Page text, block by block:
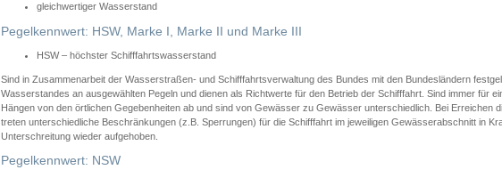
gleichwertiger Wasserstand
Pegelkennwert: HSW, Marke I, Marke II und Marke III
HSW – höchster Schifffahrtswasserstand
Sind in Zusammenarbeit der Wasserstraßen- und Schifffahrtsverwaltung des Bundes mit den Bundesländern
Wasserstandes an ausgewählten Pegeln und dienen als Richtwerte für den Betrieb der Schifffahrt. Sind immer für
Hängen von den örtlichen Gegebenheiten ab und sind von Gewässer zu Gewässer unterschiedlich. Bei Erreichen
treten unterschiedliche Beschränkungen (z.B. Sperrungen) für die Schifffahrt im jeweiligen Gewässerabschnitt in
Unterschreitung wieder aufgehoben.
Pegelkennwert: NSW